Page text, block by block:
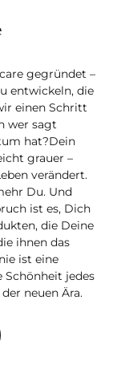
gegründet –
entwickeln, die
einen Schritt
wer sagt
hat?Dein
grauer –
verändert.
Du. Und
ist es, Dich
die Deine
ihnen das
ist eine
Schönheit jedes
neuen Ära.